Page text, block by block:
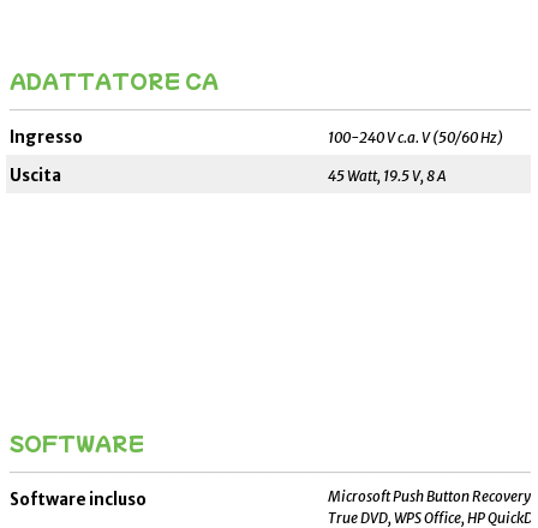
ADATTATORE CA
Ingresso
100-240 V c.a. V (50/60 Hz)
Uscita 45 Watt, 19.5 V, 8 A
SOFTWARE
Software incluso
Microsoft Push Button Recovery,
True DVD, WPS Office, HP